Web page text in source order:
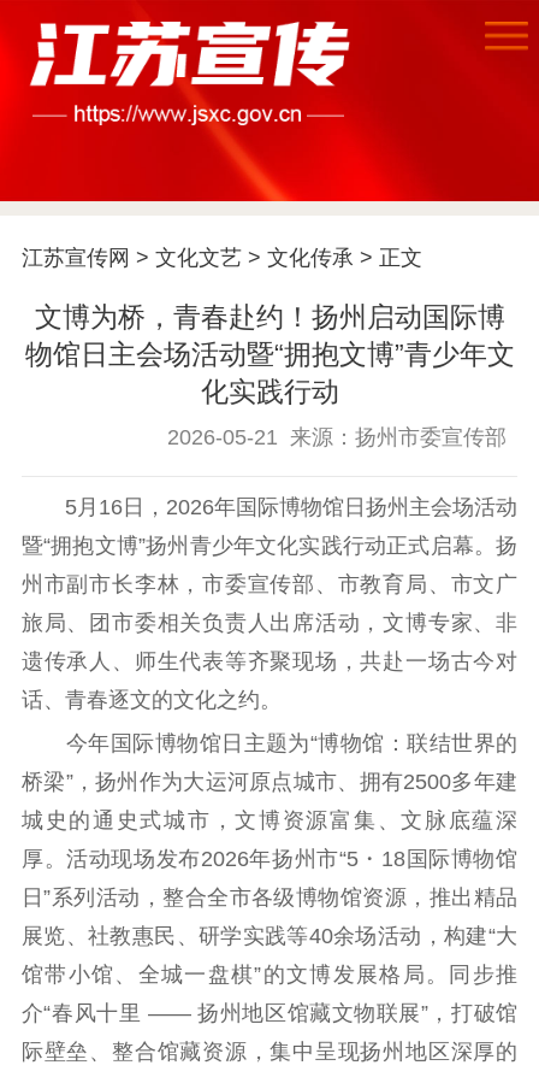
公示公告
信息公开制度
信息公开年度报
工作动态
理论武装
理论学习 宣传宣讲 研究阐释
哲学社科
社科强省 工作通知
成果集萃
江苏文脉
资料下载
新闻宣传
主题宣传 对外宣传
新闻发布
记者之家
品牌栏目
文化文艺
精品生产 文化惠民
文化传承
江苏宣传网 > 文化文艺> 文化传承 > 正文
文博为桥，青春赴约！扬州启动国际博
物馆日主会场活动暨“拥抱文博”青少年文
化实践行动
2026-05-21 来源：扬州市委宣传部
5月16日，2026年国际博物馆日扬州主会场活动
暨“拥抱文博”扬州青少年文化实践行动正式启幕。扬
州市副市长李林，市委宣传部、市教育局、市文广
旅局、团市委相关负责人出席活动，文博专家、非
遗传承人、师生代表等齐聚现场，共赴一场古今对
话、青春逐文的文化之约。
今年国际博物馆日主题为“博物馆：联结世界的
桥梁”，扬州作为大运河原点城市、拥有2500多年建
城史的通史式城市，文博资源富集、文脉底蕴深
厚。活动现场发布2026年扬州市“5・18国际博物馆
日”系列活动，整合全市各级博物馆资源，推出精品
展览、社教惠民、研学实践等40余场活动，构建“大
馆带小馆、全城一盘棋”的文博发展格局。同步推
介“春风十里 —— 扬州地区馆藏文物联展”，打破馆
际壁垒、整合馆藏资源，集中呈现扬州地区深厚的